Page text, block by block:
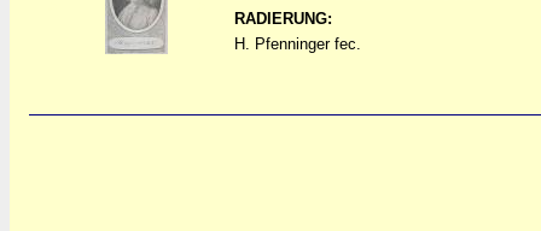
RADIERUNG:
H. Pfenninger fec.